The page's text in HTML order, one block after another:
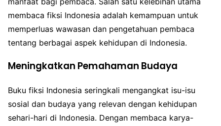
membaca fiksi Indonesia adalah kemampuan untuk
memperluas wawasan dan pengetahuan pembaca
tentang berbagai aspek kehidupan di Indonesia.
Meningkatkan Pemahaman Budaya
Buku fiksi Indonesia seringkali mengangkat isu-isu
sosial dan budaya yang relevan dengan kehidupan
sehari-hari di Indonesia. Dengan membaca karya-